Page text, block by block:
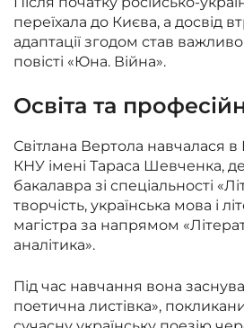
переїхала до Києва, а досвід
адаптації згодом став
повісті «Юна. Війна».
Освіта та
Світлана Вертола навчалася в
КНУ імені Тараса Шевченка,
бакалавра зі спеціальності
творчість, українська мова і
магістра за напрямом
аналітика».
Під час навчання вона
поетична листівка»,